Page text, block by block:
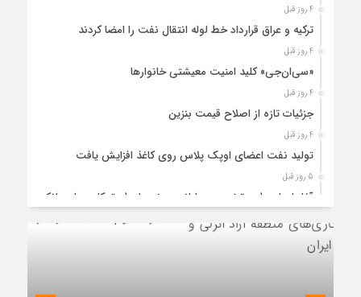
4 روز قبل
ترکیه و عراق قرارداد خط لوله انتقال نفت را امضا کردند
4 روز قبل
«سی‌ان‌جی» کلید امنیت معیشتی خانوارها
4 روز قبل
جزئیات تازه از اصلاح قیمت بنزین
4 روز قبل
تولید نفت اعضای اوپک پلاس روی کاغذ افزایش یافت
5 روز قبل
آغاز اجرای طرح تخصیص یارانه سوخت از طریق کارت‌های بانکی
مسیر تحقق صنعت سبز